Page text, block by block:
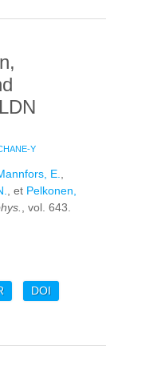
Y
E.
, et Pelkonen,
, vol. 643.
EMISSION,
AND
IN LDN
DOI